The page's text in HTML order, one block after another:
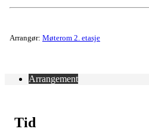
Arrangør: Møterom 2. etasje
Arrangement
Tid